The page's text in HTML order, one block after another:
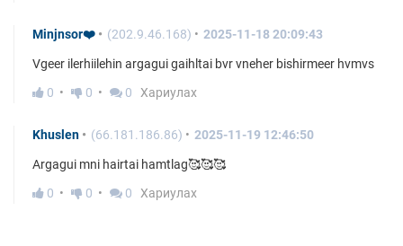
Minjnsor❤️ (202.9.46.168) 2025-11-18 20:09:43
Vgeer ilerhiilehin argagui gaihltai bvr vneher bishirmeer hvmvs
0
0 0 Хариулах
Khuslen (66.181.186.86) 2025-11-19 12:46:50
Argagui mni hairtai hamtlag🥰🥰🥰
0
0 0 Хариулах